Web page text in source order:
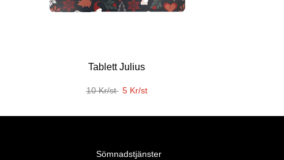
Tablett Julius
10 Kr/st 5 Kr/st
Sömnadstjänster